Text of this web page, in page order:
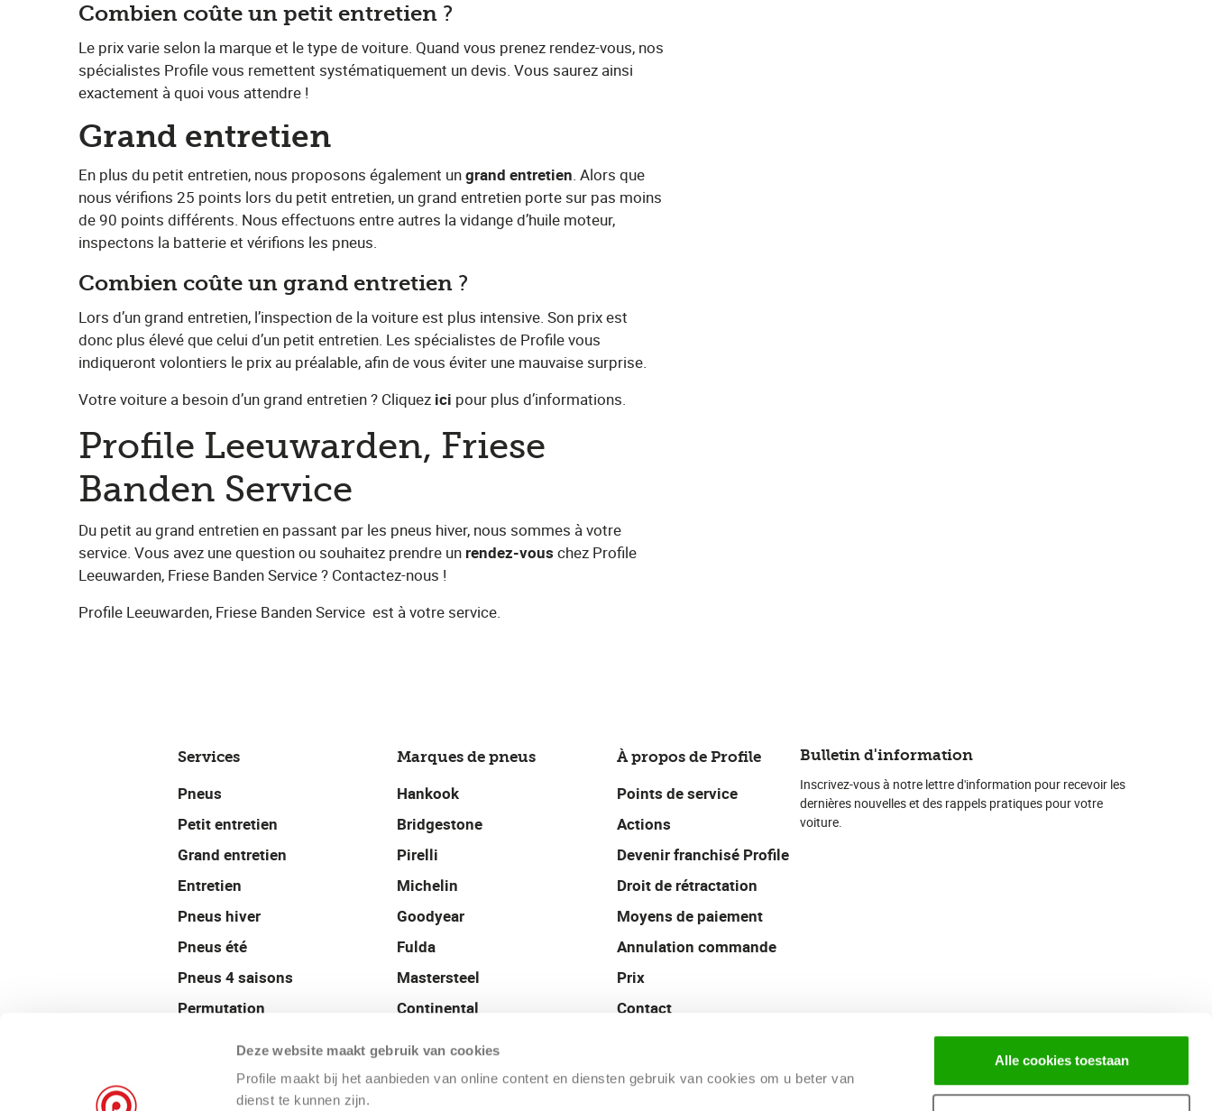
Deze website maakt gebruik van cookies
Profile maakt bij het aanbieden van online content en diensten gebruik van cookies om u beter van
dienst te kunnen zijn.
Alle cookies toestaan
Combien coûte un petit entretien ​?
Le prix varie selon la marque et le type de voiture. Quand vous prenez rendez-vous, nos
spécialistes Profile vous remettent systématiquement un devis. Vous saurez ainsi
exactement à quoi vous attendre !
Grand entretien
En plus du petit entretien, nous proposons également un​ ​grand entretien​. Alors que
nous vérifions 25 points lors du petit entretien, un grand entretien porte sur pas moins
de 90 points différents. Nous effectuons entre autres la vidange d’huile moteur,
inspectons la batterie et vérifions les pneus.
Combien coûte un grand entretien ​?
Lors d’un grand entretien, l’inspection de la voiture est plus intensive. Son prix est
donc plus élevé que celui d’un petit entretien. Les spécialistes de Profile vous
indiqueront volontiers le prix au préalable, afin de vous éviter une mauvaise surprise.
Votre voiture a besoin d’un grand entretien ? Cliquez​ ​ ici ​ pour plus d’informations.
Profile Leeuwarden, Friese
Banden Service
Du petit au grand entretien en passant par les pneus hiver, nous sommes à votre
service. Vous avez une question ou souhaitez prendre un​ ​ rendez-vous​ chez Profile
Leeuwarden, Friese Banden Service​ ? Contactez-nous !
Profile Leeuwarden, Friese Banden Service ​ est à votre service.
Services
Pneus
Petit entretien
Grand entretien
Entretien
Pneus hiver
Pneus été
Pneus 4 saisons
Permutation
Équilibrage
Marques de pneus
Hankook
Bridgestone
Pirelli
Michelin
Goodyear
Fulda
Mastersteel
Continental
À propos de Profile
Points de service
Actions
Devenir franchisé Profile
Droit de rétractation
Moyens de paiement
Annulation commande
Prix
Contact
Bulletin d'information
Inscrivez-vous à notre lettre d'information pour recevoir les
dernières nouvelles et des rappels pratiques pour votre
voiture.